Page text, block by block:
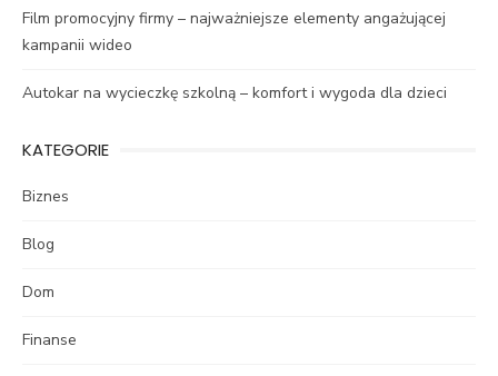
Film promocyjny firmy – najważniejsze elementy angażującej
kampanii wideo
Autokar na wycieczkę szkolną – komfort i wygoda dla dzieci
KATEGORIE
Biznes
Blog
Dom
Finanse